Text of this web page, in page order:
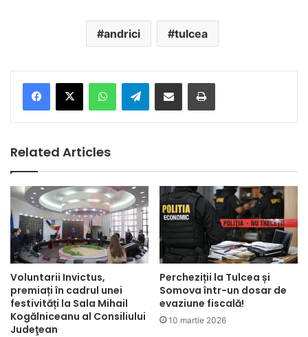
andrici tulcea
Telegram
Related Articles
Voluntarii Invictus,
premiați în cadrul unei
festivități la Sala Mihail
Kogălniceanu al Consiliului
Judeţean
Percheziții la Tulcea și
Somova într-un dosar de
evaziune fiscală!
10 martie 2026